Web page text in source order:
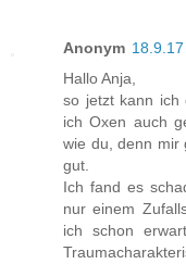
Anonym 18.9.17
Hallo Anja,
so jetzt kann ich
ich Oxen auch
wie du, denn mir
gut.
Ich fand es
nur einem
ich schon